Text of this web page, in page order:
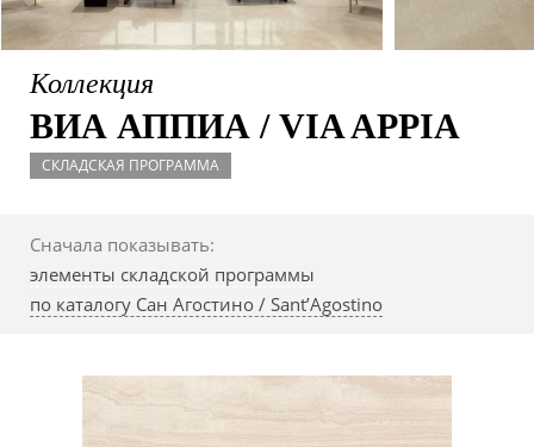
Коллекция
ВИА АППИА / VIA APPIA
СКЛАДСКАЯ ПРОГРАММА
Сначала показывать:
элементы складской программы
по каталогу Сан Агостино / Sant’Agostino